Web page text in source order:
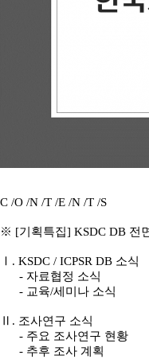
C /O /N /T /E /N /T /S
※ [기획특집] KSDC DB 전
Ⅰ. KSDC / ICPSR DB 소식
- 자료협정 소식
- 교육/세미나 소식
Ⅱ. 조사연구 소식
- 주요 조사연구 현황
- 추후 조사 계획